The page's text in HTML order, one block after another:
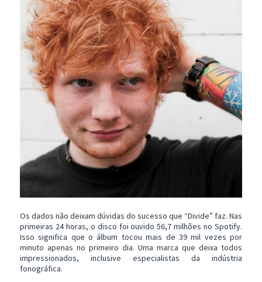
Os dados não deixam dúvidas do sucesso que “Divide” faz. Nas
primeiras 24 horas, o disco foi ouvido 56,7 milhões no Spotify.
Isso significa que o álbum tocou mais de 39 mil vezes por
minuto apenas no primeiro dia. Uma marca que deixa todos
impressionados, inclusive especialistas da indústria
fonográfica.